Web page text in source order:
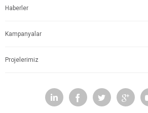
Haberler
Kampanyalar
Projelerimiz